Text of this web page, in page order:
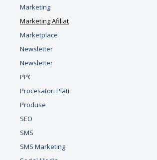
Marketing
Marketing Afiliat
Marketplace
Newsletter
Newsletter
PPC
Procesatori Plati
Produse
SEO
SMS
SMS Marketing